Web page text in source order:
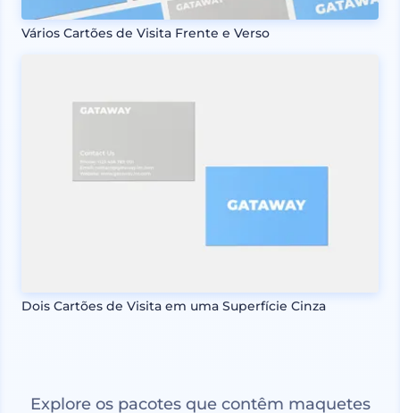
Vários Cartões de Visita Frente e Verso
Dois Cartões de Visita em uma Superfície Cinza
Explore os pacotes que contêm maquetes